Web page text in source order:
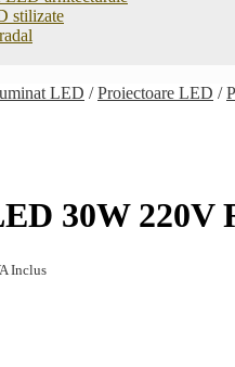
stilizate
LED /Proiectoare LED /
30W 220V
Inclus